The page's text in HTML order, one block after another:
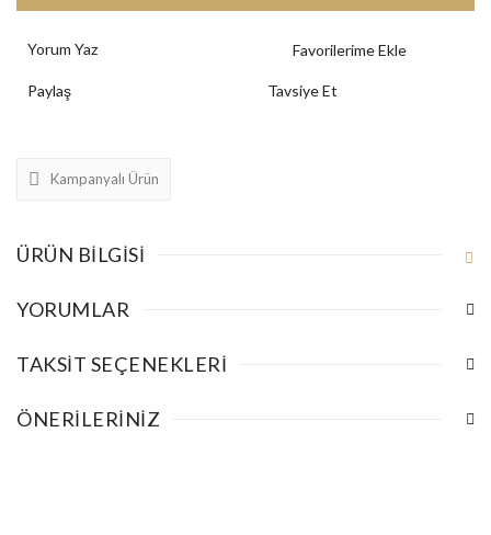
Yorum Yaz
Paylaş Tavsiye Et
Kampanyalı Ürün
ÜRÜN BILGISI
YORUMLAR
TAKSIT SEÇENEKLERI
ÖNERILERINIZ